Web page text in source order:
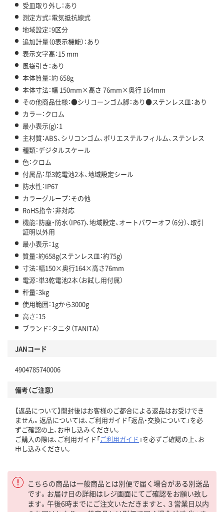
受皿取り外し：あり
測定方式：電気抵抗線式
地域設定：9区分
追加計量（0表示機能）：あり
表示文字高：15 mm
風袋引き：あり
本体質量：約 658g
本体寸法：幅 150mm×高さ 76mm×奥行 164mm
その他商品仕様：●シリコーンゴム脚：あり●ステンレス皿：あり
カラー：クロム
最小表示(g)：1
主材質：ABS、シリコンゴム、ポリエステルフィルム、ステンレス
種類：デジタルスケール
色：クロム
付属品：単3乾電池2本、地域設定シール
防水性：IP67
カラーグループ：その他
RoHS指令：非対応
機能：防塵・防水（IP67)、地域設定、オートパワーオフ（6分）、取引
証明以外用
最小表示：1g
質量：約658g(ステンレス皿：約75g)
寸法：幅150×奥行164×高さ76mm
電源：単3乾電池2本（お試し用付属）
秤量：3kg
使用範囲：1gから3000g
高さ：15
ブランド：タニタ（TANITA）
JANコード
4904785740006
備考（ご注意）
【返品について】開封後はお客様のご都合による返品はお受けでき
ません。返品については、ご利用ガイド「返品・交換について」を必
ずご確認の上、お申し込みください。
ご購入の際は、ご利用ガイド「ご利用ガイド 」を必ずご確認の上、お
申し込みください。
こちらの商品は一般商品とは別便で届く場合がある別送品
です。お届け日の詳細はレジ画面にてご確認をお願い致し
ます。午後6時までにご注文いただきますと、３営業日以内